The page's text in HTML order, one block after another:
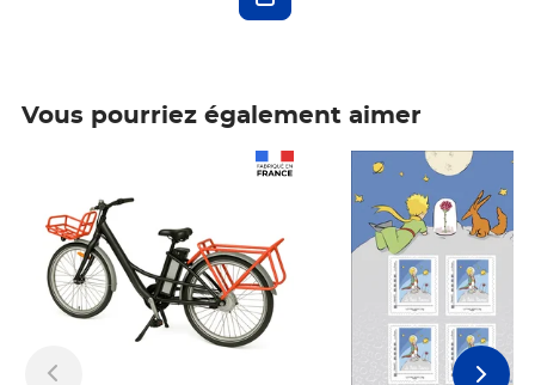
Vous pourriez également aimer
Prix 7,50€